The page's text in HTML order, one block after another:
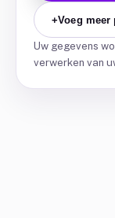
+Voeg meer
Uw gegevens
verwerken van